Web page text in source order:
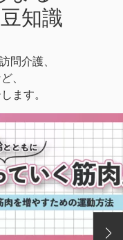
知識
問介護、
、
ます。